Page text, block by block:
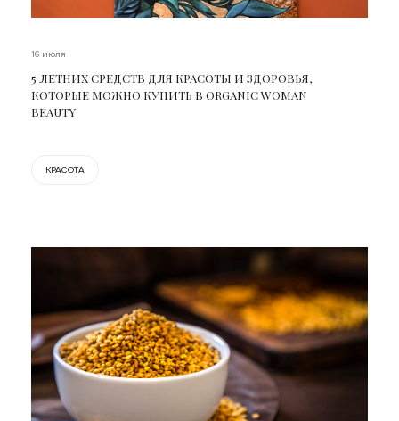
16 июля
5 ЛЕТНИХ СРЕДСТВ ДЛЯ КРАСОТЫ И ЗДОРОВЬЯ,
КОТОРЫЕ МОЖНО КУПИТЬ В ORGANIC WOMAN
BEAUTY
КРАСОТА